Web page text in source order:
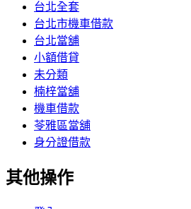
台北全套
台北市機車借款
台北當舖
小額借貸
未分類
楠梓當舖
機車借款
苓雅區當舖
身分證借款
其他操作